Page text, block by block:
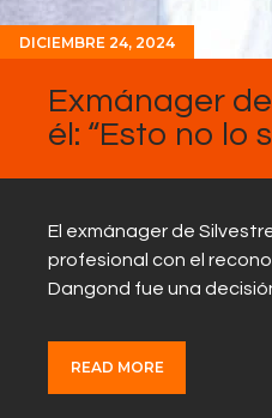
DICIEMBRE 24, 2024
Exmánager
él: “Esto no lo
El exmánager de
profesional con el
Dangond fue una
READ MORE